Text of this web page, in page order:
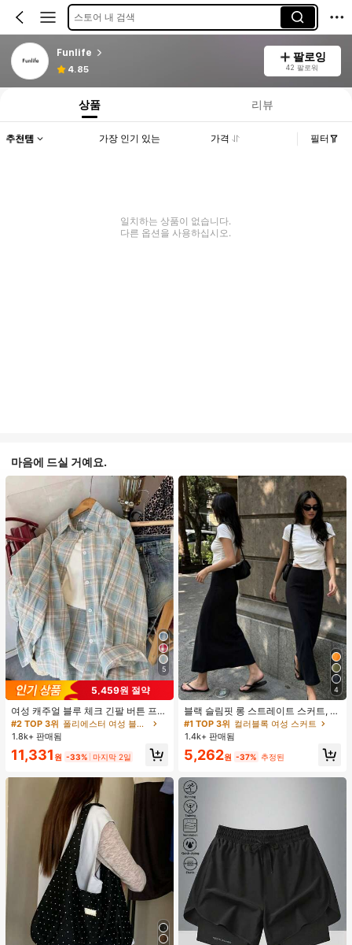
스토어 내 검색
Funlife
4.85
팔로잉
42 팔로워
상품 리뷰
추천템 가장 인기 있는 가격 필터
일치하는 상품이 없습니다.
다른 옵션을 사용하십시오.
마음에 드실 거예요.
5
5,459원 절약
여성 캐주얼 블루 체크 긴팔 버튼 프론
트 폴리에스터 셔츠, 레귤러 핏, 봄 의
류, 편안한 스타일
#2 TOP 3위
폴리에스터 여성 블라우스
1.8k+ 판매됨
11,331 원 -33% 마지막 2일
4
블랙 슬림핏 롱 스트레이트 스커트, 여
성 패션 폴리에스터 캐주얼 파티 스커
트, 다용도 및 귀여운, 일상 착용에 적
합, 여름 휴가. 해변, 음악 축제 및 여름
휴가에 완벽, 90년대
#1 TOP 3위 컬러블록 여성 스커트
1.4k+ 판매됨
5,262원 -37% 추정된